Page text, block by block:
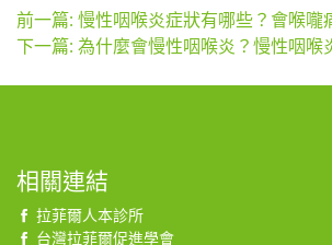
前一篇: 慢性咽喉炎症狀有哪些？會喉嚨
下一篇: 為什麼會慢性咽喉炎？慢性咽喉
相關連結
拉菲爾人本診所
台灣拉菲爾促進學會